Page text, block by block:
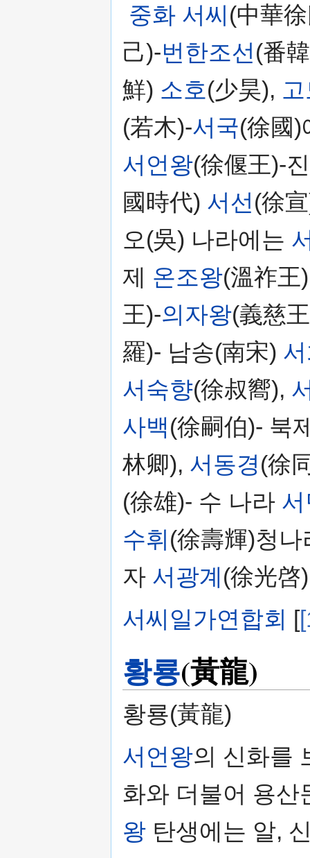
중화 서씨(中華
己)-번한조선(番
鮮) 소호(少昊),
(若木)-서국(徐國
서언왕(徐偃王)-
國時代) 서선(徐
오(吳) 나라에는
제 온조왕(溫祚王)
王)-의자왕(義慈
羅)- 남송(南宋)
서숙향(徐叔嚮),
사백(徐嗣伯)- 북
林卿), 서동경(徐
(徐雄)- 수 나라
수휘(徐壽輝)청
자 서광계(徐光啓)
서씨일가연합회 [
황룡(黃龍)
황룡(黃龍)
서언왕의 신화를
화와 더불어 용
왕 탄생에는 알,